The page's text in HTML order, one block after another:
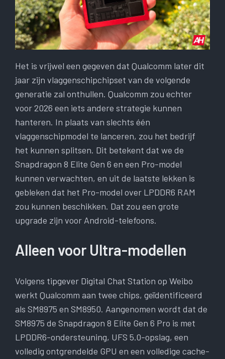
Het is vrijwel een gegeven dat Qualcomm later dit
jaar zijn vlaggenschipchipset van de volgende
generatie zal onthullen. Qualcomm zou echter
voor 2026 een iets andere strategie kunnen
hanteren. In plaats van slechts één
vlaggenschipmodel te lanceren, zou het bedrijf
het kunnen splitsen. Dit betekent dat we de
Snapdragon 8 Elite Gen 6 en een Pro-model
kunnen verwachten, en uit de laatste lekken is
gebleken dat het Pro-model over LPDDR6 RAM
zou kunnen beschikken. Dat zou een grote
upgrade zijn voor Android-telefoons.
Alleen voor Ultra-modellen
Volgens tipgever Digital Chat Station op Weibo
werkt Qualcomm aan twee chips, geïdentificeerd
als SM8975 en SM8950. Aangenomen wordt dat de
SM8975 de Snapdragon 8 Elite Gen 6 Pro is met
LPDDR6-ondersteuning, UFS 5.0-opslag, een
volledig ontgrendelde GPU en een volledige cache-